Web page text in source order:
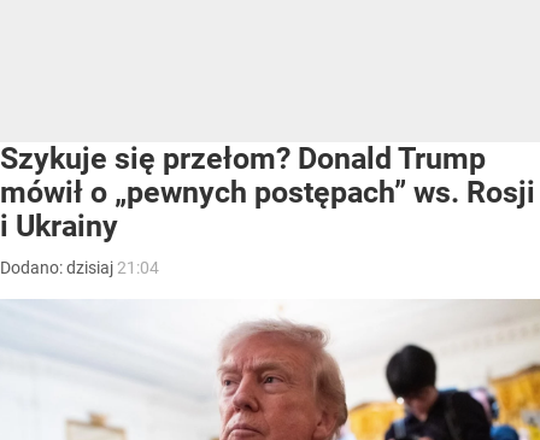
Szykuje się przełom? Donald Trump
mówił o „pewnych postępach” ws. Rosji
i Ukrainy
Dodano:dzisiaj 21:04